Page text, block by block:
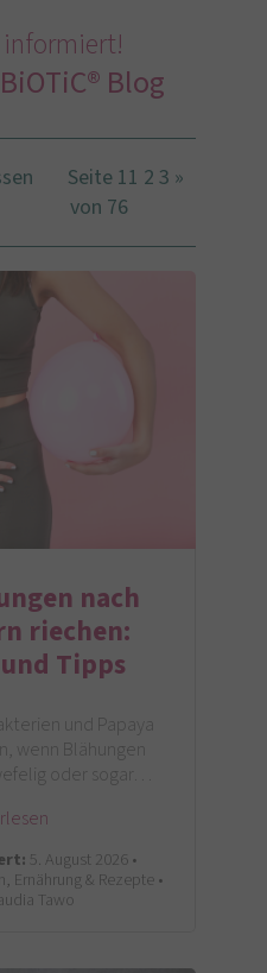
Blog
Seite 1
von 76
1 2 3 »
nach
riechen:
Tipps
und Papaya
wenn Blähungen
oder sogar…
5. August 2026 •
Ernährung & Rezepte •
Tawo